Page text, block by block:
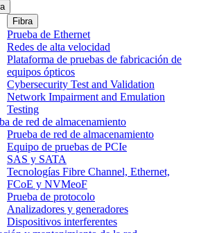
Fibra
Prueba de Ethernet
Redes de alta velocidad
Plataforma de pruebas de fabricación de
equipos ópticos
Cybersecurity Test and Validation
Network Impairment and Emulation
Testing
de red de almacenamiento
Prueba de red de almacenamiento
Equipo de pruebas de PCIe
SAS y SATA
Tecnologías Fibre Channel, Ethernet,
FCoE y NVMeoF
Prueba de protocolo
Analizadores y generadores
Dispositivos interferentes